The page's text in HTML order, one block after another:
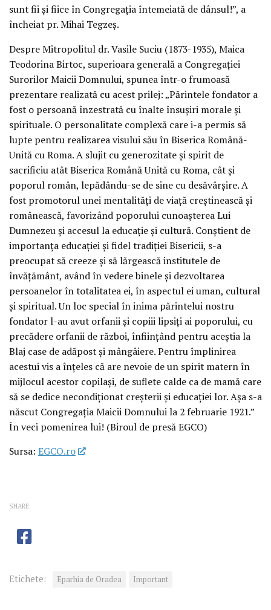
sunt fii și fiice în Congregația întemeiată de dânsul!”, a
încheiat pr. Mihai Tegzeș.
Despre Mitropolitul dr. Vasile Suciu (1873-1935), Maica
Teodorina Birtoc, superioara generală a Congregației
Surorilor Maicii Domnului, spunea într-o frumoasă
prezentare realizată cu acest prilej: „Părintele fondator a
fost o persoană înzestrată cu înalte însușiri morale și
spirituale. O personalitate complexă care i-a permis să
lupte pentru realizarea visului său în Biserica Română-
Unită cu Roma. A slujit cu generozitate și spirit de
sacrificiu atât Biserica Română Unită cu Roma, cât și
poporul român, lepădându-se de sine cu desăvârșire. A
fost promotorul unei mentalități de viață creștinească și
românească, favorizând poporului cunoașterea Lui
Dumnezeu și accesul la educație și cultură. Conștient de
importanța educației și fidel tradiției Bisericii, s-a
preocupat să creeze și să lărgească institutele de
învățământ, având în vedere binele și dezvoltarea
persoanelor în totalitatea ei, în aspectul ei uman, cultural
și spiritual. Un loc special în inima părintelui nostru
fondator l-au avut orfanii și copiii lipsiți ai poporului, cu
precădere orfanii de război, înființând pentru aceștia la
Blaj case de adăpost și mângâiere. Pentru împlinirea
acestui vis a înțeles că are nevoie de un spirit matern în
mijlocul acestor copilași, de suflete calde ca de mamă care
să se dedice necondiționat creșterii și educației lor. Așa s-a
născut Congregația Maicii Domnului la 2 februarie 1921.”
În veci pomenirea lui! (Biroul de presă EGCO)
Sursa: EGCO.ro
SHARE
Etichete: Eparhia de Oradea Important